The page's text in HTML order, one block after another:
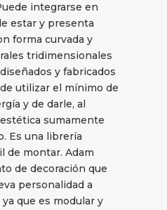
integrarse en
estar y presenta
forma curvada y
tridimensionales
y fabricados
utilizar el mínimo de
y de darle, al
sumamente
Es una librería
de montar. Adam
de decoración que
personalidad a
que es modular y